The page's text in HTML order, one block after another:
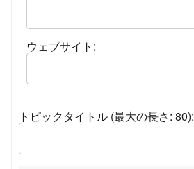
ウェブサイト:
トピックタイトル (最大の長さ: 80):